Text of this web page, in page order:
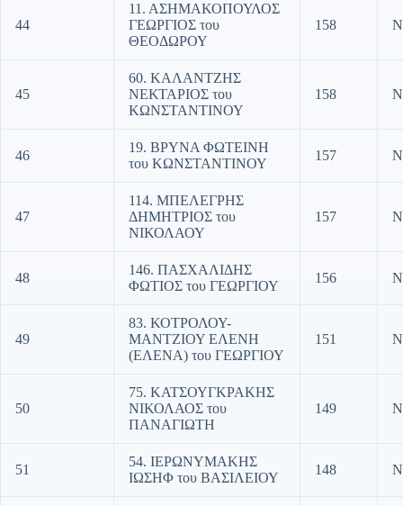
44
11. ΑΣΗΜΑΚΟΠΟΥΛΟΣ
ΓΕΩΡΓΙΟΣ του
ΘΕΟΔΩΡΟΥ
158
45
60. ΚΑΛΑΝΤΖΗΣ
ΝΕΚΤΑΡΙΟΣ του
ΚΩΝΣΤΑΝΤΙΝΟΥ
158
46
19. ΒΡΥΝΑ ΦΩΤΕΙΝΗ
του ΚΩΝΣΤΑΝΤΙΝΟΥ
157
47
114. ΜΠΕΛΕΓΡΗΣ
ΔΗΜΗΤΡΙΟΣ του
ΝΙΚΟΛΑΟΥ
157
48
146. ΠΑΣΧΑΛΙΔΗΣ
ΦΩΤΙΟΣ του ΓΕΩΡΓΙΟΥ
156
49
83. ΚΟΤΡΟΛΟΥ-
ΜΑΝΤΖΙΟΥ ΕΛΕΝΗ
(ΕΛΕΝΑ) του ΓΕΩΡΓΙΟΥ
151
50
75. ΚΑΤΣΟΥΓΚΡΑΚΗΣ
ΝΙΚΟΛΑΟΣ του
ΠΑΝΑΓΙΩΤΗ
149
51
54. ΙΕΡΩΝΥΜΑΚΗΣ
ΙΩΣΗΦ του ΒΑΣΙΛΕΙΟΥ
148